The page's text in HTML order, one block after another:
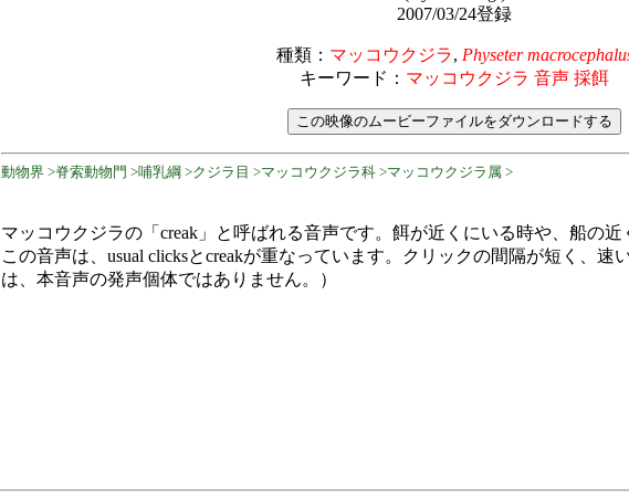
2007/03/24登録
種類： マッコウクジラ, Physeter
キーワード： マッコウクジラ 音声 採餌
動物界 >脊索動物門 >哺乳綱 >クジラ目 >マッコウクジラ科 >マッコウクジラ属 >
マッコウクジラの「creak」と呼ばれる音声です。餌が近くにいる時や、船の近
この音声は、usual clicksとcreakが重なっています。クリックの間隔が短く、速
は、本音声の発声個体ではありません。）